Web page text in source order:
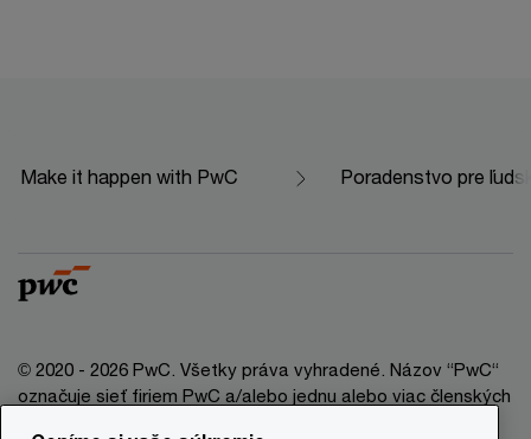
Make it happen with PwC Poradenstvo pre
© 2020 - 2026 PwC. Všetky práva vyhradené. Názov “PwC“
označuje sieť firiem PwC a/alebo jednu alebo viac členských